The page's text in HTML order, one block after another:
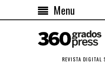
Menu
REVISTA DIGITAL